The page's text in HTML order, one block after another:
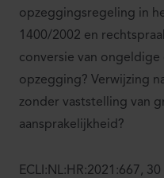
opzeggingsregeling in
1400/2002 en
conversie van
opzegging? Verwijzing
zonder vaststelling van
aansprakelijkheid?
ECLI:NL:HR:2021:667,